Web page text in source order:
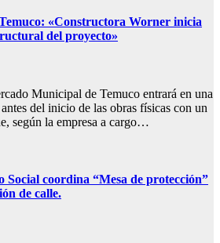
«Constructora Worner inicia
del proyecto»
Municipal de Temuco entrará en una
del inicio de las obras físicas con un
según la empresa a cargo…
coordina “Mesa de protección”
de calle.